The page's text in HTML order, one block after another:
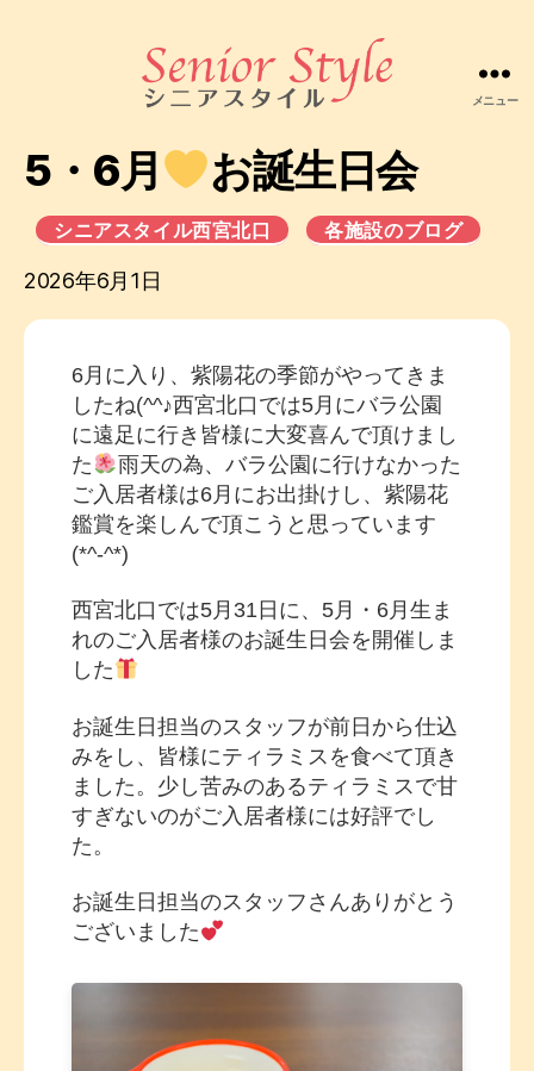
式
会
社
シ
ニ
ル
メニュー
5・6月 お誕生日会
シニアスタイル西宮北口 各施設のブログ
2026年6月1日
6月に入り、紫陽花の季節がやってきま
したね(^^♪西宮北口では5月にバラ公園
に遠足に行き皆様に大変喜んで頂けまし
た
雨天の為、バラ公園に行けなかった
ご入居者様は6月にお出掛けし、紫陽花
鑑賞を楽しんで頂こうと思っています
(*^-^*)
西宮北口では5月31日に、5月・6月生ま
れのご入居者様のお誕生日会を開催しま
した
お誕生日担当のスタッフが前日から仕込
みをし、皆様にティラミスを食べて頂き
ました。少し苦みのあるティラミスで甘
すぎないのがご入居者様には好評でし
た。
お誕生日担当のスタッフさんありがとう
ございました